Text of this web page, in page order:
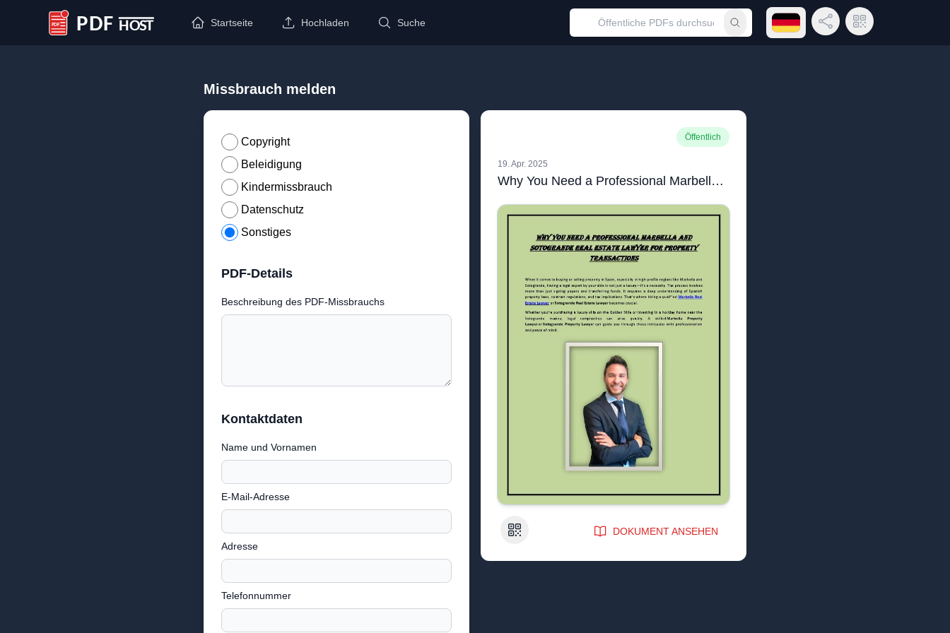
PDF Host
Startseite Hochladen Suche Suche durchführen
Sprachmenü öffnen
Link teilenQR-Code
Missbrauch melden
Copyright
Beleidigung
Kindermissbrauch
Datenschutz
Sonstiges
PDF-Details
Beschreibung des PDF-Missbrauchs
Kontaktdaten
Name und Vornamen
E-Mail-Adresse
Adresse
Telefonnummer
Öffentlich
19. Apr. 2025
Why You Need a Professional Marbella and Sotogrande Real Estate Lawyer for Property Transactions
QR-Code DOKUMENT ANSEHEN